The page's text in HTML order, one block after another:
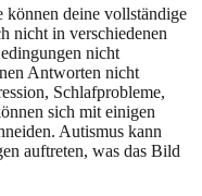
können deine vollständige
nicht in verschiedenen
nicht
Antworten nicht
Schlafprobleme,
sich mit einigen
Autismus kann
auftreten, was das Bild